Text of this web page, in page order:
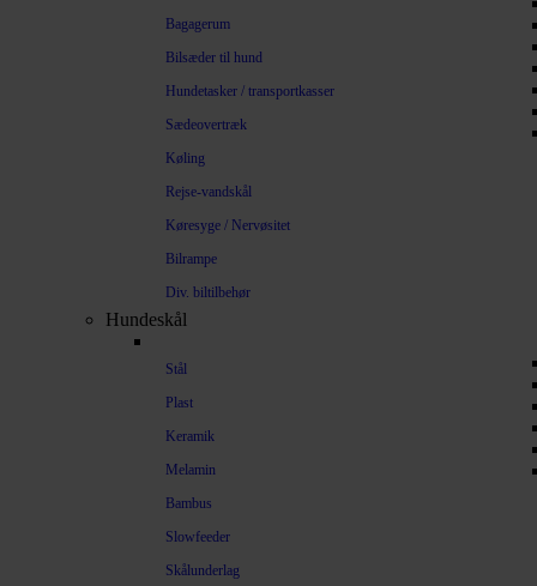
Bagagerum
Bilsæder til hund
Hundetasker / transportkasser
Sædeovertræk
Køling
Rejse-vandskål
Køresyge / Nervøsitet
Bilrampe
Div. biltilbehør
Hundeskål
Stål
Plast
Keramik
Melamin
Bambus
Slowfeeder
Skålunderlag